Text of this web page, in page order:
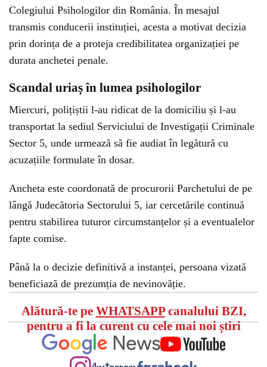
Colegiului Psihologilor din România. În mesajul
transmis conducerii instituției, acesta a motivat decizia
prin dorința de a proteja credibilitatea organizației pe
durata anchetei penale.
Scandal uriaș în lumea psihologilor
Miercuri, polițiștii l-au ridicat de la domiciliu și l-au
transportat la sediul Serviciului de Investigații Criminale
Sector 5, unde urmează să fie audiat în legătură cu
acuzațiile formulate în dosar.
Ancheta este coordonată de procurorii Parchetului de pe
lângă Judecătoria Sectorului 5, iar cercetările continuă
pentru stabilirea tuturor circumstanțelor și a eventualelor
fapte comise.
Până la o decizie definitivă a instanței, persoana vizată
beneficiază de prezumția de nevinovăție.
Alătură-te pe WHATSAPPcanalului BZI,
pentru a fi la curent cu cele mai noi știri